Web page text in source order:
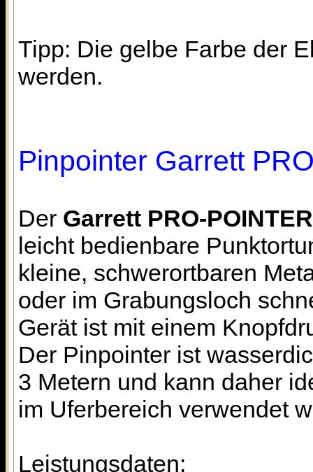
Tipp: Die gelbe Farbe der
werden.
Pinpointer Garrett
Der Garrett PRO-
leicht bedienbare
kleine, schwerortbaren
oder im Grabungsloch
Gerät ist mit einem
Der Pinpointer ist
3 Metern und kann daher
im Uferbereich verwendet
Leistungsdaten: